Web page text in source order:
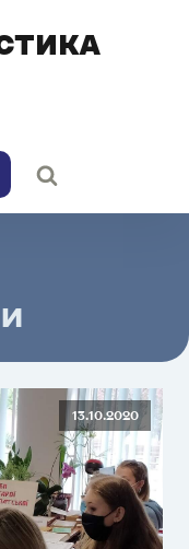
13.10.2020